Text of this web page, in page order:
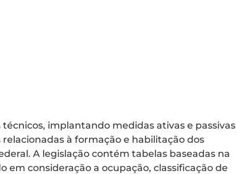
implantando medidas ativas e passivas
à formação e habilitação dos
A legislação contém tabelas baseadas na
em consideração a ocupação, classificação de